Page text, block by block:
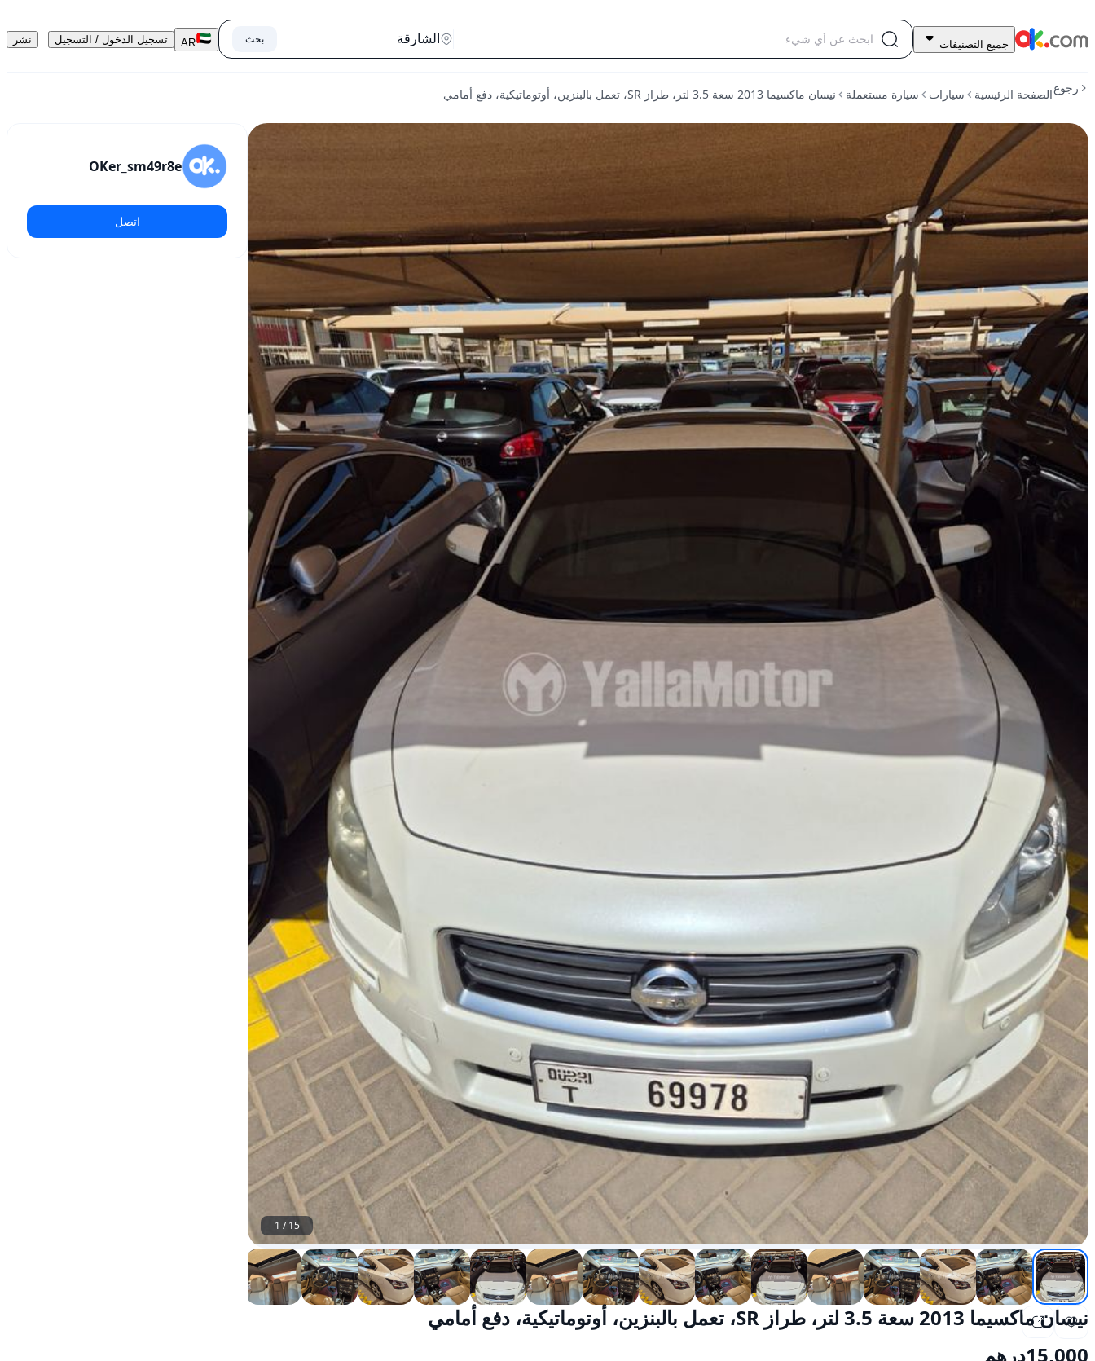
15,000
نيسان
2013
سعة
SR،
تعمل
دفع
أمامي
مستعمل
جميع التصنيفات بحث AR تسجيل الدخول / التسجيل نشر
رجوعالصفحة الرئيسية سيارات سيارة مستعملة نيسان ماكسيما 2013 سعة 3.5 لتر، طراز SR، تعمل بالبنزين، أوتوماتيكية، دفع أمامي
1 /15
نيسان ماكسيما 2013 سعة 3.5 لتر، طراز SR، تعمل بالبنزين، أوتوماتيكية، دفع أمامي
15,000درهم
OKer_sm49r8e
اتصل